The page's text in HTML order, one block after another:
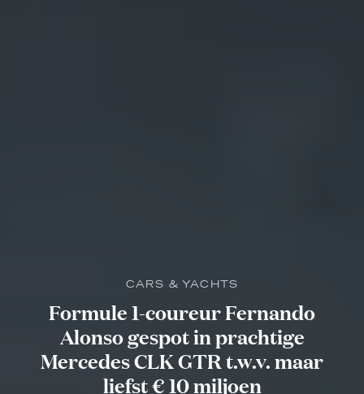
CARS & YACHTS
Formule 1-coureur Fernando
Alonso gespot in prachtige
Mercedes CLK GTR t.w.v. maar
liefst € 10 miljoen